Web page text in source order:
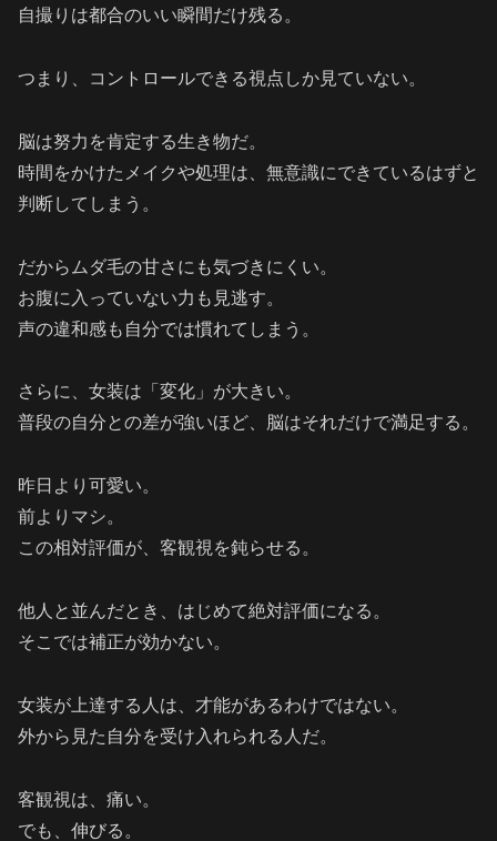
自撮りは都合のいい瞬間だけ残る。
つまり、コントロールできる視点しか見ていない。
脳は努力を肯定する生き物だ。
時間をかけたメイクや処理は、無意識にできているはずと
判断してしまう。
だからムダ毛の甘さにも気づきにくい。
お腹に入っていない力も見逃す。
声の違和感も自分では慣れてしまう。
さらに、女装は「変化」が大きい。
普段の自分との差が強いほど、脳はそれだけで満足する。
昨日より可愛い。
前よりマシ。
この相対評価が、客観視を鈍らせる。
他人と並んだとき、はじめて絶対評価になる。
そこでは補正が効かない。
女装が上達する人は、才能があるわけではない。
外から見た自分を受け入れられる人だ。
客観視は、痛い。
でも、伸びる。